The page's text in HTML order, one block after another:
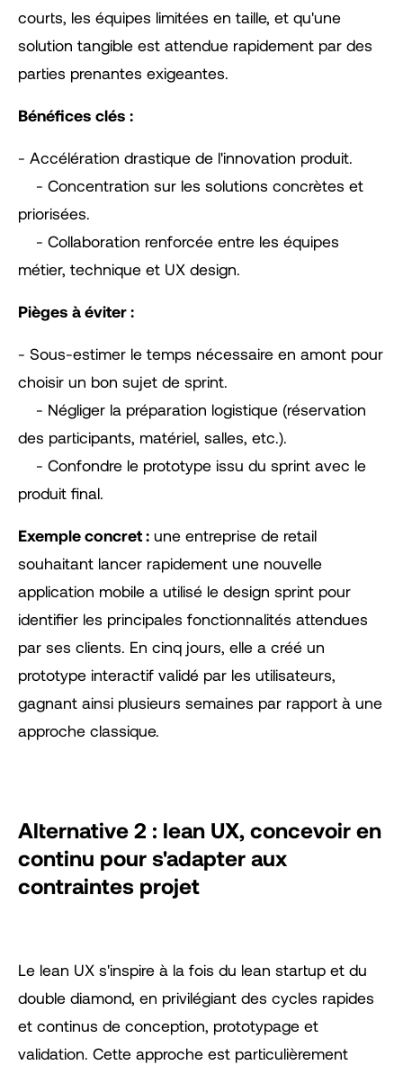
courts, les équipes limitées en taille, et qu'une
solution tangible est attendue rapidement par des
parties prenantes exigeantes.
Bénéfices clés :
- Accélération drastique de l'innovation produit.
- Concentration sur les solutions concrètes et
priorisées.
- Collaboration renforcée entre les équipes
métier, technique et UX design.
Pièges à éviter :
- Sous-estimer le temps nécessaire en amont pour
choisir un bon sujet de sprint.
- Négliger la préparation logistique (réservation
des participants, matériel, salles, etc.).
- Confondre le prototype issu du sprint avec le
produit final.
Exemple concret : une entreprise de retail
souhaitant lancer rapidement une nouvelle
application mobile a utilisé le design sprint pour
identifier les principales fonctionnalités attendues
par ses clients. En cinq jours, elle a créé un
prototype interactif validé par les utilisateurs,
gagnant ainsi plusieurs semaines par rapport à une
approche classique.
Alternative 2 : lean UX, concevoir en
continu pour s'adapter aux
contraintes projet
Le lean UX s'inspire à la fois du lean startup et du
double diamond, en privilégiant des cycles rapides
et continus de conception, prototypage et
validation. Cette approche est particulièrement